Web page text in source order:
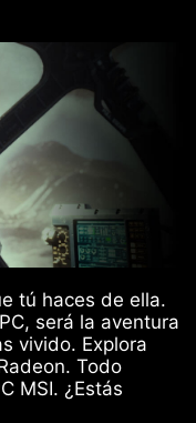
tú haces de ella.
será la aventura
vivido. Explora
Todo
MSI. ¿Estás